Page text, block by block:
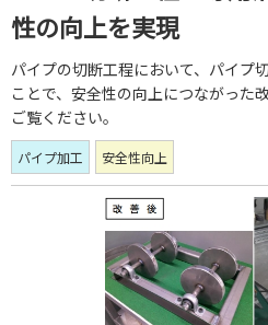
性の向上を実現
パイプの切断工程において、パイプ
ことで、安全性の向上につながった
ご覧ください。
パイプ加工 安全性向上